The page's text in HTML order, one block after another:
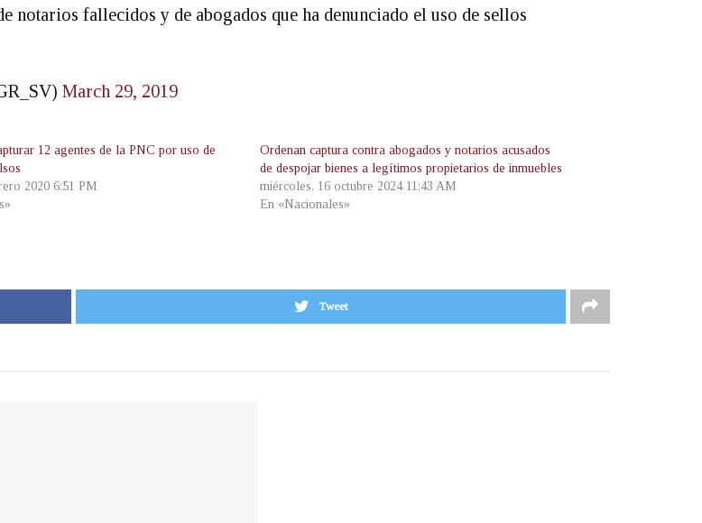
notarios fallecidos y de abogados que ha denunciado el uso de sellos
March 29, 2019
12 agentes de la PNC por uso de
2020 6:51 PM
Ordenan captura contra abogados y notarios acusados
de despojar bienes a legítimos propietarios de inmuebles
miércoles, 16 octubre 2024 11:43 AM
En «Nacionales»
Tweet